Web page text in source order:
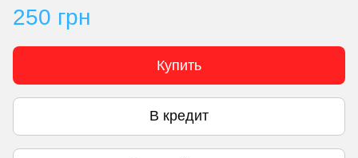
250 грн
Купить
В кредит